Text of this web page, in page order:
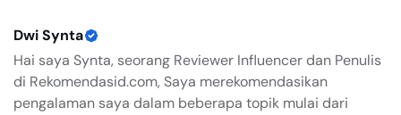
Dwi Synta
Hai saya Synta, seorang Reviewer Influencer dan Penulis
di Rekomendasid.com, Saya merekomendasikan
pengalaman saya dalam beberapa topik mulai dari